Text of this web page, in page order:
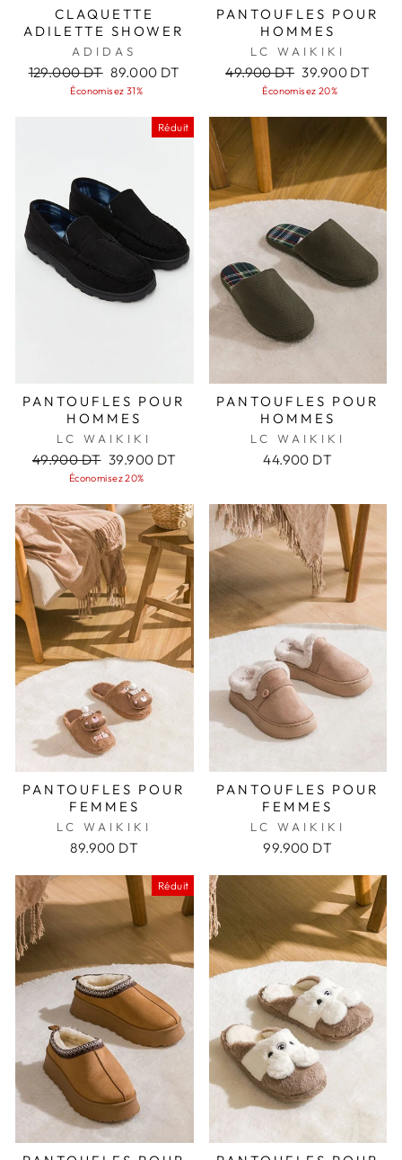
CLAQUETTE
ADILETTE SHOWER
ADIDAS
Prix
régulier
129.000 DT Prix
réduit
89.000 DT
Économisez 31%
PANTOUFLES POUR
HOMMES
LC WAIKIKI
Prix
régulier
49.900 DT Prix
réduit
39.900 DT
Économisez 20%
Réduit
PANTOUFLES POUR
HOMMES
LC WAIKIKI
Prix
régulier
49.900 DT Prix
réduit
39.900 DT
Économisez 20%
PANTOUFLES POUR
HOMMES
LC WAIKIKI
44.900 DT
PANTOUFLES POUR
FEMMES
LC WAIKIKI
89.900 DT
PANTOUFLES POUR
FEMMES
LC WAIKIKI
99.900 DT
Réduit